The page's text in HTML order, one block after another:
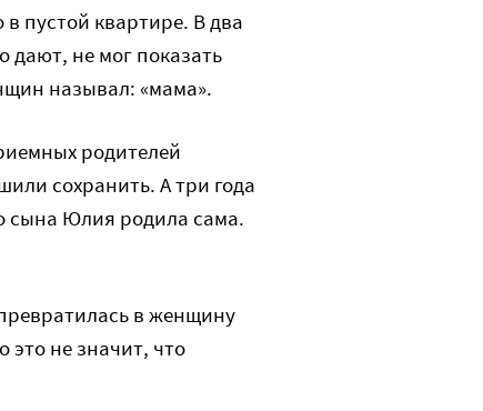
пустой квартире. В два
дают, не мог показать
называл: «мама».
родителей
сохранить. А три года
сына Юлия родила сама.
в женщину
не значит, что